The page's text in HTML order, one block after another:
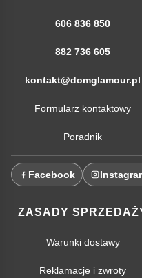
606 836 850
882 736 605
kontakt@domglamour.pl
Formularz kontaktowy
Poradnik
Facebook
ZASADY
Warunki dostawy
Reklamacje i zwroty